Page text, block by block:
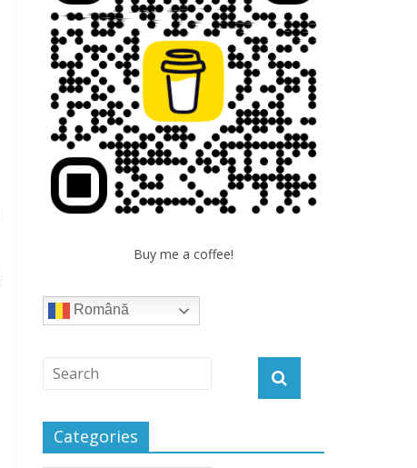
Buy me a coffee!
Română
Categories